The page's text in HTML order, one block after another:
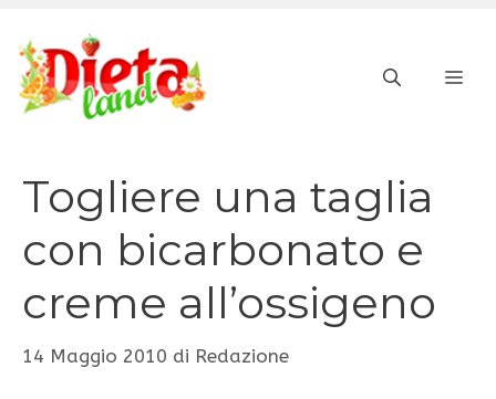
contenuto
Togliere una taglia
con bicarbonato e
creme all’ossigeno
14 Maggio 2010 di Redazione